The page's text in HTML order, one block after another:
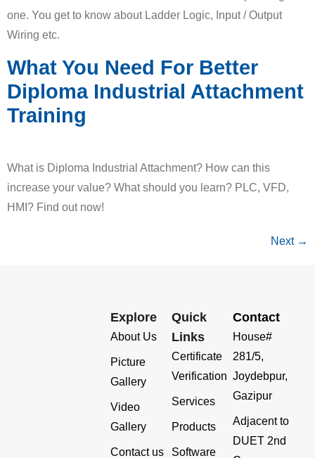
one. You get to know about Ladder Logic, Input / Output
Wiring etc.
What You Need For Better
Diploma Industrial Attachment
Training
What is Diploma Industrial Attachment? How can this
increase your value? What should you learn? PLC, VFD,
HMI? Find out now!
Next →
Explore
About Us
Picture
Gallery
Video
Gallery
Contact us
Quick
Links
Certificate
Verification
Services
Products
Software
Contact
House#
281/5,
Joydebpur,
Gazipur
Adjacent to
DUET 2nd